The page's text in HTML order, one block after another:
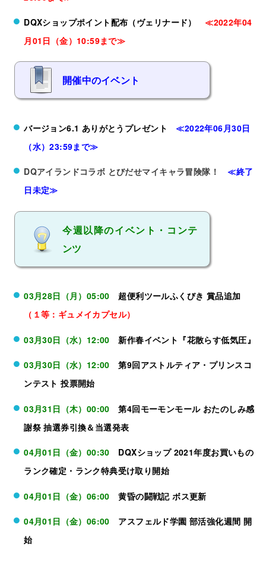
DQXショップポイント配布（ヴェリナード）≪2022年04
月01日（金）10:59まで≫
開催中のイベント
バージョン6.1 ありがとうプレゼント≪2022年06月30日
（水）23:59まで≫
DQアイランドコラボ とびだせマイキャラ冒険隊！≪終了
日未定≫
今週以降のイベント・コンテ
ンツ
03月28日（月）05:00 超便利ツールふくびき 賞品追加
（１等：ギュメイカプセル）
03月30日（水）12:00 新作春イベント『花散らす低気圧』
03月30日（水）12:00第9回アストルティア・プリンスコ
ンテスト 投票開始
03月31日（木）00:00第4回モーモンモール おたのしみ感
謝祭 抽選券引換＆当選発表
04月01日（金）00:30 DQXショップ 2021年度お買いもの
ランク確定・ランク特典受け取り開始
04月01日（金）06:00黄昏の闘戦記 ボス更新
04月01日（金）06:00 アスフェルド学園 部活強化週間 開
始